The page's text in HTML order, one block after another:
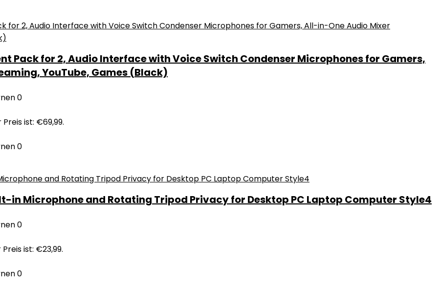
Pack for 2, Audio Interface with Voice Switch Condenser Microphones for Gamers,
YouTube, Games (Black)
0
ist: €69,99.
0
in Microphone and Rotating Tripod Privacy for Desktop PC Laptop Computer Style4
0
ist: €23,99.
0